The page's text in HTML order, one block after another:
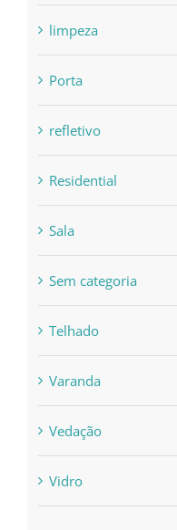
limpeza
Porta
refletivo
Residential
Sala
Sem categoria
Telhado
Varanda
Vedação
Vidro